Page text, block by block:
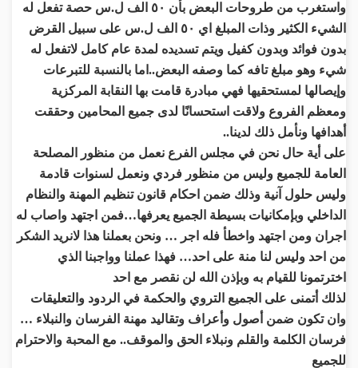
واستغرب من طروحات البعض بأن ٥٠ الف ل.س حصة تفعل له
الشيء الكثير وذات المبلغ اي ٥٠ الف ل.س على سبيل القرض
بدون فوائد وبدون كفيل ويتم تسديده لمدة عام كامل لاتفعل له
شيء وهو مبلغ تافه كما وصفه البعض..اما بالنسبة للتبرعات
وإيصالها لمستحقيها فهي مبادرة قامت بها النقابة المركزية
ومعظم الفروع ولاقت استحسانًا لدى جميع المحامين وحققت
أهدافها ونأمل ذلك لدينا..
على أية حال نحن في مجلس الفرع نعمل من منظور المصلحة
العامة للجميع وليس من منظور فردي ونعمل لسنوات قادمة
وليس حلول آنية وذلك ضمن احكام قانون تنظيم المهنة والنظام
الداخلي وبإمكانيات بسيطة الجميع يعرفها…فمن اجتهد واصاب له
اجران ومن اجتهد واخطأ فله اجر … ونحن بعملنا هذا لانريد الشكر
من احد وليس لنا منة على احد… فهذا عملنا وواجبنا الذي
اخترتمونا للقيام به وبإذن الله لن نقصر مع احد
لذلك أتمنى على الجميع التروي والحكمة في الردود والتعليقات
وان تكون ضمن أصول وأعراف وتقاليد مهنة الفرسان والنبلاء …
فرسان الكلمة والقلم ونبلاء الحق والموقف.. مع المحبة والاحترام
للجميع